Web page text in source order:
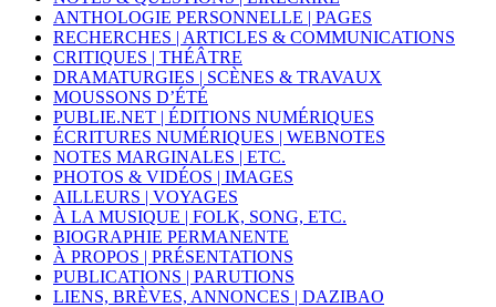
ANTHOLOGIE PERSONNELLE | PAGES
RECHERCHES | ARTICLES & COMMUNICATIONS
CRITIQUES | THÉÂTRE
DRAMATURGIES | SCÈNES & TRAVAUX
MOUSSONS D’ÉTÉ
PUBLIE.NET | ÉDITIONS NUMÉRIQUES
ÉCRITURES NUMÉRIQUES | WEBNOTES
NOTES MARGINALES | ETC.
PHOTOS & VIDÉOS | IMAGES
AILLEURS | VOYAGES
À LA MUSIQUE | FOLK, SONG, ETC.
BIOGRAPHIE PERMANENTE
À PROPOS | PRÉSENTATIONS
PUBLICATIONS | PARUTIONS
LIENS, BRÈVES, ANNONCES | DAZIBAO